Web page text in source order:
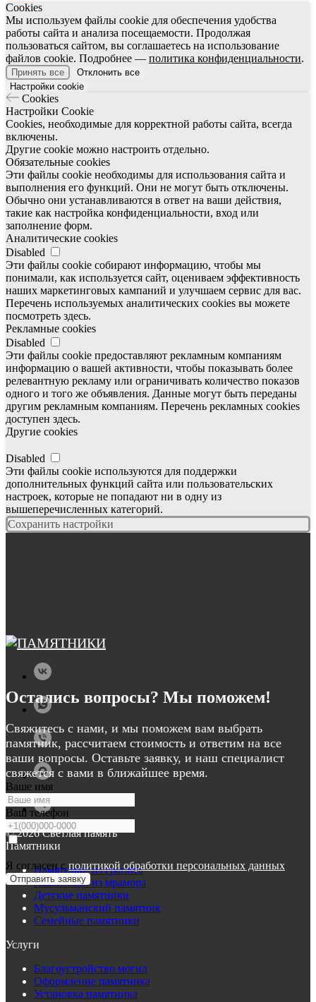
Cookies
Мы используем файлы cookie для обеспечения удобства
работы сайта и анализа посещаемости. Продолжая
пользоваться сайтом, вы соглашаетесь на использование
файлов cookie. Подробнее — политика конфиденциальности.
Принять все
Отклонить все
Настройки cookie
Cookies
Настройки Cookie
Cookies, необходимые для корректной работы сайта, всегда
включены.
Другие cookie можно настроить отдельно.
Обязательные cookies
Эти файлы cookie необходимы для использования сайта и
выполнения его функций. Они не могут быть отключены.
Обычно они устанавливаются в ответ на ваши действия,
такие как настройка конфиденциальности, вход или
заполнение форм.
Аналитические cookies
Disabled
Эти файлы cookie собирают информацию, чтобы мы
понимали, как используется сайт, оцениваем эффективность
наших маркетинговых кампаний и улучшаем сервис для вас.
Перечень используемых аналитических cookies вы можете
посмотреть здесь.
Рекламные cookies
Disabled
Эти файлы cookie предоставляют рекламным компаниям
информацию о вашей активности, чтобы показывать более
релевантную рекламу или ограничивать количество показов
одного и того же объявления. Данные могут быть переданы
другим рекламным компаниям. Перечень рекламных cookies
доступен здесь.
Другие cookies
Disabled
Эти файлы cookie используются для поддержки
дополнительных функций сайта или пользовательских
настроек, которые не попадают ни в одну из
вышеперечисленных категорий.
Сохранить настройки
Остались вопросы? Мы поможем!
Свяжитесь с нами, и мы поможем вам выбрать
памятник, рассчитаем стоимость и ответим на все
ваши вопросы. Оставьте заявку, и наш специалист
свяжется с вами в ближайшее время.
Ваше имя
Ваш телефон
Я согласен с политикой обработки персональных данных
Отправить заявку
© 2026 Светлая память
Памятники
Памятники из гранита
Памятники из мрамора
Детские памятники
Мусульманский памятник
Семейные памятники
Услуги
Благоустройство могил
Оформление памятника
Установка памятника